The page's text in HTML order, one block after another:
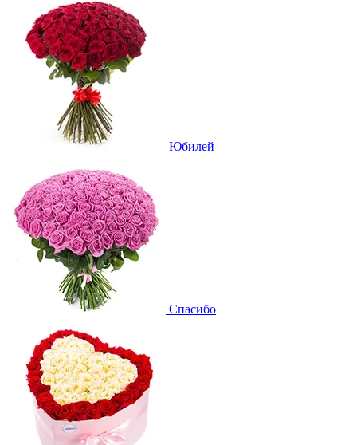
Юбилей
Спасибо